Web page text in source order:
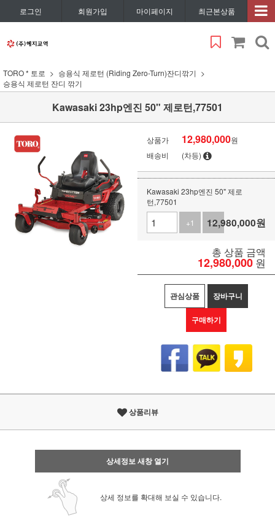
로그인 회원가입 마이페이지 최근본상품
TORO * 토로
승용식 제로턴 (Riding Zero-Turn)잔디깎기
승용식 제로턴 잔디 깎기
Kawasaki 23hp엔진 50" 제로턴,77501
상품가 12,980,000원
배송비
(차등)
Kawasaki 23hp엔진 50" 제로
턴,77501
+1
-1
12,980,000원
총 상품 금액
12,980,000 원
관심상품 장바구니
구매하기
상품리뷰
상세정보 새창 열기
상세 정보를 확대해 보실 수 있습니다.